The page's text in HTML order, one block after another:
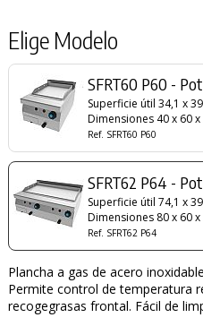
Elige Modelo
SFRT60 P60 -
Superficie útil 34,1 x
Dimensiones 40 x 60 x
Ref. SFRT60 P60
SFRT62 P64 -
Superficie útil 74,1 x
Dimensiones 80 x 60 x
Ref. SFRT62 P64
Plancha a gas de acero
Permite control de temperatura
recogegrasas frontal. Fácil de